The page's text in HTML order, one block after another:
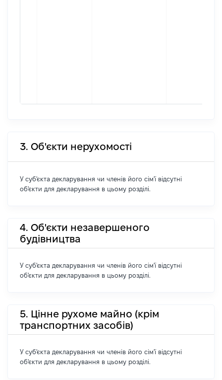
3. Об'єкти нерухомості
У суб'єкта декларування чи членів його сім'ї відсутні
об'єкти для декларування в цьому розділі.
4. Об'єкти незавершеного
будівництва
У суб'єкта декларування чи членів його сім'ї відсутні
об'єкти для декларування в цьому розділі.
5. Цінне рухоме майно (крім
транспортних засобів)
У суб'єкта декларування чи членів його сім'ї відсутні
об'єкти для декларування в цьому розділі.